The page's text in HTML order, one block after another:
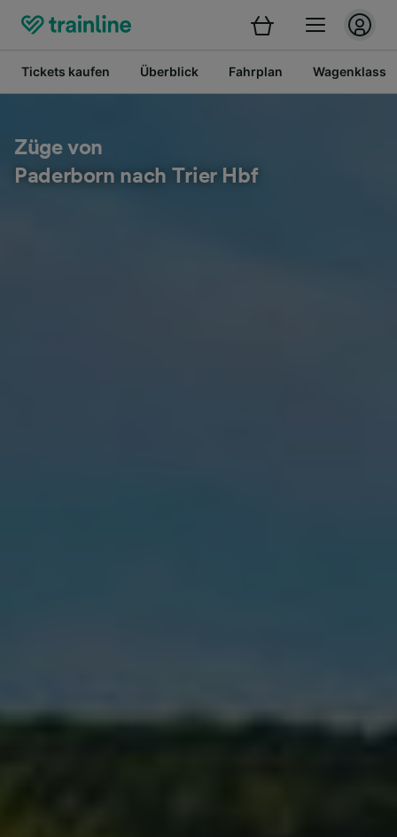
Tickets kaufen Überblick Fahrplan
Züge von
Paderborn nach Trier Hbf